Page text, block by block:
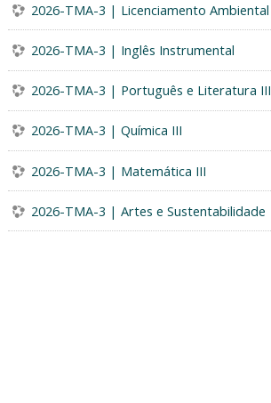
2026-TMA-3 | Licenciamento Ambiental
2026-TMA-3 | Inglês Instrumental
2026-TMA-3 | Português e Literatura III
2026-TMA-3 | Química III
2026-TMA-3 | Matemática III
2026-TMA-3 | Artes e Sustentabilidade